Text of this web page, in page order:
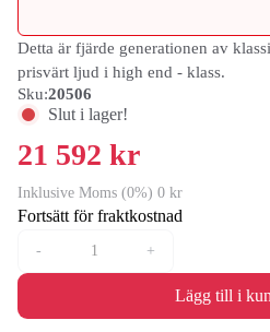
Detta är fjärde generationen av
prisvärt ljud i high end - klass.
Sku:20506
Slut i lager!
21 592 kr
Inklusive Moms (0%) 0 kr
Fortsätt för fraktkostnad
- +
Lägg till i